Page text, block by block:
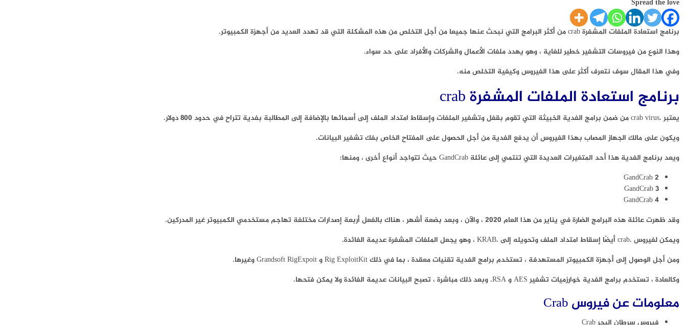
Spread the love
برنامج استعادة الملفات المشفرة crab من أكثر البرامج التي نبحث عنها جميعا من أجل التخلص من هذه المشكلة التي قد تهدد العديد من أجهزة الكمبيوتر.
وهذا النوع من فيروسات التشفير خطير للغاية ، وهو يهدد ملفات الأعمال والشركات والأفراد على حد سواء.
وفي هذا المقال سوف نتعرف أكثر على هذا الفيروس وكيفية التخلص منه.
برنامج استعادة الملفات المشفرة crab
يعتبر .crab virus من ضمن برامج الفدية الخبيثة التي تقوم بقفل وتشفير الملفات وإسقاط امتداد الملف إلى أسمائها بالإضافة إلى المطالبة بفدية تتراح في حدود 800 دولار.
ويكون على مالك الجهاز المصاب بهذا الفيروس أن يدفع الفدية من أجل الحصول على المفتاح الخاص بفك تشفير البيانات.
ويعد برنامج الفدية هذا أحد المتغيرات العديدة التي تنتمي إلى عائلة GandCrab حيث تتواجد أنواع أخرى ، ومنها:
GandCrab 2
GandCrab 3
GandCrab 4
وقد ظهرت عائلة هذه البرامج الضارة في يناير من هذا العام 2020 ، والآن ، وبعد بضعة أشهر ، هناك بالفعل أربعة إصدارات مختلفة تهاجم مستخدمي الكمبيوتر غير المدركين.
ويمكن لفيروس .crab أيضًا إسقاط امتداد الملف وتحويله إلى .KRAB ، وهو يجعل الملفات المشفرة عديمة الفائدة.
ومن أجل الوصول إلى أجهزة الكمبيوتر المستهدفة ، تستخدم برامج الفدية تقنيات معقدة ، بما في ذلك Rig ExploitKit و Grandsoft RigExpoit وغيرها.
وكالعادة ، تستخدم برامج الفدية خوارزميات تشفير AES و RSA. وبعد ذلك مباشرة ، تصبح البيانات عديمة الفائدة ولا يمكن فتحها.
معلومات عن فيروس Crab
فيروس سرطان البحر Crab